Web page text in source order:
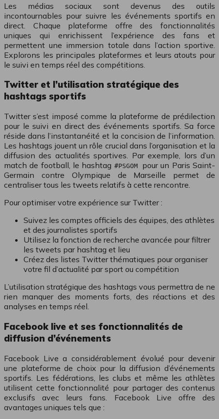
Les médias sociaux sont devenus des outils
incontournables pour suivre les événements sportifs en
direct. Chaque plateforme offre des fonctionnalités
uniques qui enrichissent l’expérience des fans et
permettent une immersion totale dans l’action sportive.
Explorons les principales plateformes et leurs atouts pour
le suivi en temps réel des compétitions.
Twitter et l’utilisation stratégique des
hashtags sportifs
Twitter s’est imposé comme la plateforme de prédilection
pour le suivi en direct des événements sportifs. Sa force
réside dans l’instantanéité et la concision de l’information.
Les hashtags jouent un rôle crucial dans l’organisation et la
diffusion des actualités sportives. Par exemple, lors d’un
match de football, le hashtag #PSGOM pour un Paris Saint-
Germain contre Olympique de Marseille permet de
centraliser tous les tweets relatifs à cette rencontre.
Pour optimiser votre expérience sur Twitter :
Suivez les comptes officiels des équipes, des athlètes
et des journalistes sportifs
Utilisez la fonction de recherche avancée pour filtrer
les tweets par hashtag et lieu
Créez des listes Twitter thématiques pour organiser
votre fil d’actualité par sport ou compétition
L’utilisation stratégique des hashtags vous permettra de ne
rien manquer des moments forts, des réactions et des
analyses en temps réel.
Facebook live et ses fonctionnalités de
diffusion d’événements
Facebook Live a considérablement évolué pour devenir
une plateforme de choix pour la diffusion d’événements
sportifs. Les fédérations, les clubs et même les athlètes
utilisent cette fonctionnalité pour partager des contenus
exclusifs avec leurs fans. Facebook Live offre des
avantages uniques tels que :